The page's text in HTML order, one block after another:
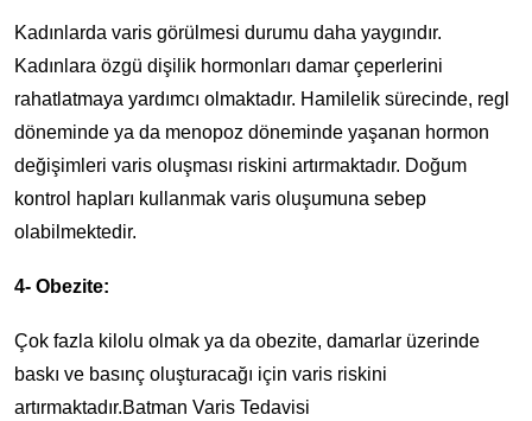
Kadınlarda varis görülmesi durumu daha yaygındır.
Kadınlara özgü dişilik hormonları damar çeperlerini
rahatlatmaya yardımcı olmaktadır. Hamilelik sürecinde, regl
döneminde ya da menopoz döneminde yaşanan hormon
değişimleri varis oluşması riskini artırmaktadır. Doğum
kontrol hapları kullanmak varis oluşumuna sebep
olabilmektedir.
4- Obezite:
Çok fazla kilolu olmak ya da obezite, damarlar üzerinde
baskı ve basınç oluşturacağı için varis riskini
artırmaktadır.Batman Varis Tedavisi